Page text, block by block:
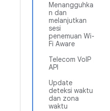
Menangguhka
n dan
melanjutkan
sesi
penemuan Wi-
Fi Aware
Telecom VoIP
API
Update
deteksi waktu
dan zona
waktu